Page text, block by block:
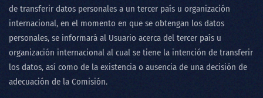
de transferir datos personales a un tercer país u organización
internacional, en el momento en que se obtengan los datos
personales, se informará al Usuario acerca del tercer país u
organización internacional al cual se tiene la intención de transferir
los datos, así como de la existencia o ausencia de una decisión de
adecuación de la Comisión.